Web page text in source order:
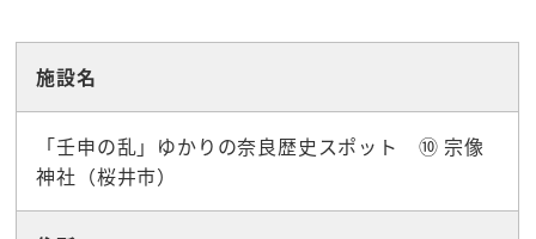
施設名
「壬申の乱」ゆかりの奈良歴史スポット ⑩ 宗像
神社（桜井市）